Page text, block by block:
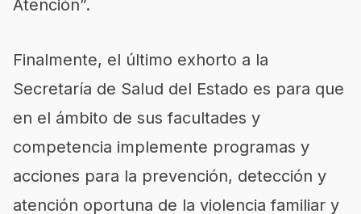
Atención”.
Finalmente, el último exhorto a la
Secretaría de Salud del Estado es para que
en el ámbito de sus facultades y
competencia implemente programas y
acciones para la prevención, detección y
atención oportuna de la violencia familiar y